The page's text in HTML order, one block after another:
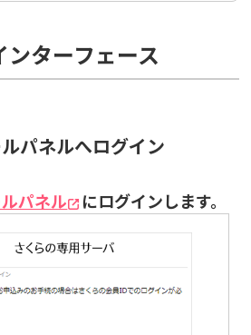
ターフェース
パネルへログイン
パネル にログインします。